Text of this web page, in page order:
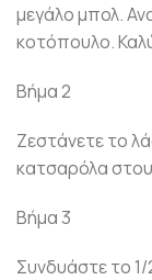
μεγάλο μπολ.
κοτόπουλο.
Βήμα 2
Ζεστάνετε το
κατσαρόλα
Βήμα 3
Συνδυάστε το